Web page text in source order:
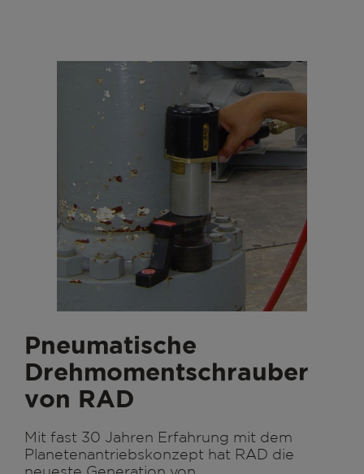
Pneumatische
Drehmomentschrauber
von RAD
Mit fast 30 Jahren Erfahrung mit dem
Planetenantriebskonzept hat RAD die